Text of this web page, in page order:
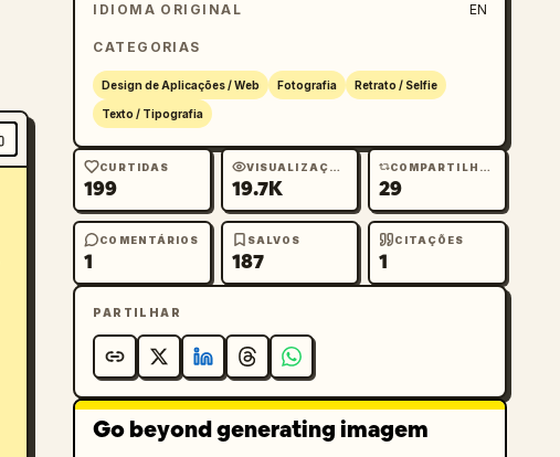
IDIOMA ORIGINAL EN
CATEGORIAS
Design de Aplicações / Web Fotografia Retrato / Selfie
Texto / Tipografia
CURTIDAS
199
VISUALIZAÇÕES
19.7K
COMPARTILHAMENTOS
29
COMENTÁRIOS
1
SALVOS
187
CITAÇÕES
1
PARTILHAR
Go beyond generating imagem